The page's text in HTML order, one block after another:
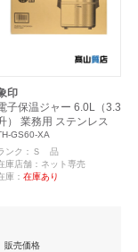
印
子保温ジャー 6.0L（3.3
） 業務用 ステンレス
GS60-XA
ンク：Ｓ 品
庫店舗：ネット専売
庫： 在庫あり
販売価格